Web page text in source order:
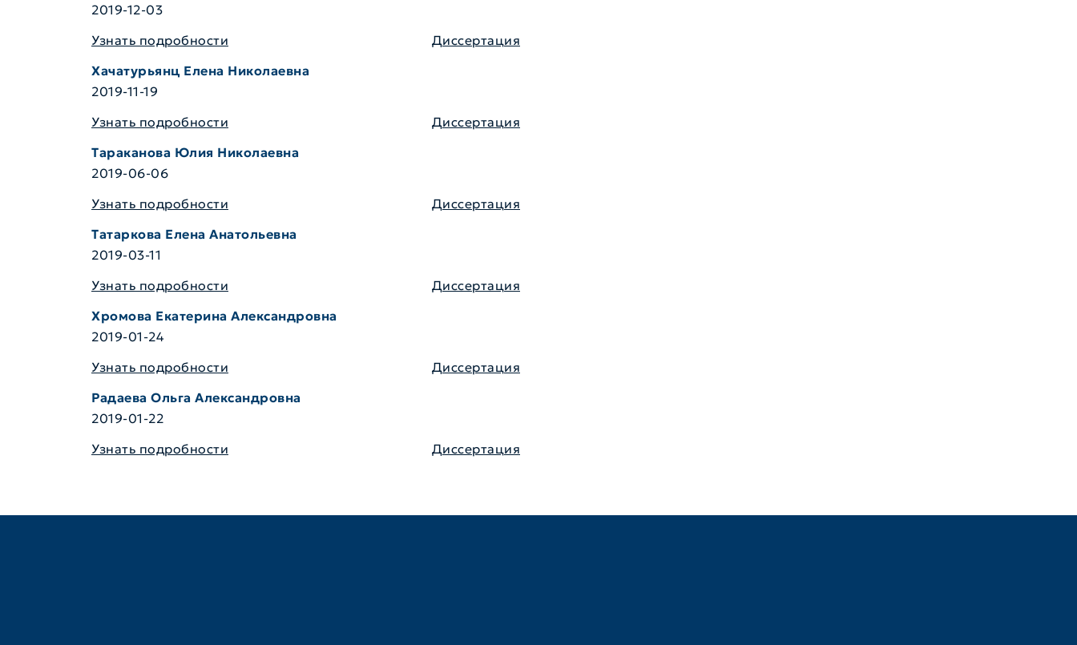
2019-12-03
Узнать подробности
Диссертация
Хачатурьянц Елена Николаевна
2019-11-19
Узнать подробности
Диссертация
Тараканова Юлия Николаевна
2019-06-06
Узнать подробности
Диссертация
Татаркова Елена Анатольевна
2019-03-11
Узнать подробности
Диссертация
Хромова Екатерина Александровна
2019-01-24
Узнать подробности
Диссертация
Радаева Ольга Александровна
2019-01-22
Узнать подробности
Диссертация